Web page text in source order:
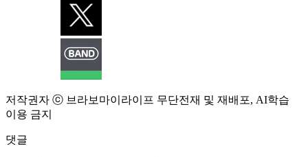
저작권자 ⓒ 브라보마이라이프 무단전재 및 재배포, AI학습
이용 금지
댓글